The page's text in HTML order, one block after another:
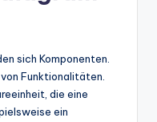
sich Komponenten.
Funktionalitäten.
die eine
ein